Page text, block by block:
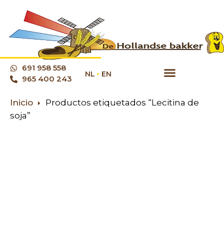
NL EN
691 958 558
965 400 243
Inicio
Productos etiquetados “Lecitina de
soja”